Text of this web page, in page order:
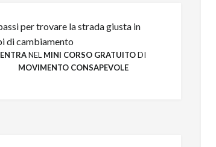
ENTRANEL MINI CORSO GRATUITODI
MOVIMENTO CONSAPEVOLE